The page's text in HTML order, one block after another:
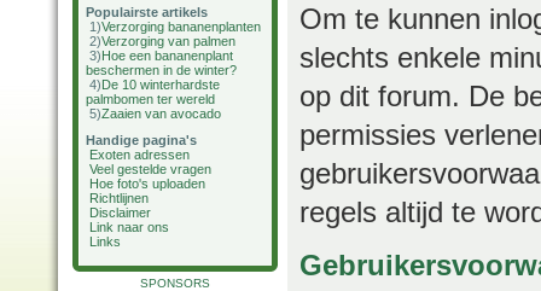
Populairste artikels
1)Verzorging bananenplanten
2)Verzorging van palmen
3)Hoe een bananenplant
beschermen in de winter?
4)De 10 winterhardste
palmbomen ter wereld
5)Zaaien van avocado
Handige pagina's
Exoten adressen
Veel gestelde vragen
Hoe foto's uploaden
Richtlijnen
Disclaimer
Link naar ons
Links
SPONSORS
Om te kunnen
slechts enkele
op dit forum. De
permissies
regels altijd te